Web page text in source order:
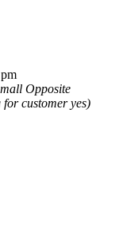
Opposite
customer yes)